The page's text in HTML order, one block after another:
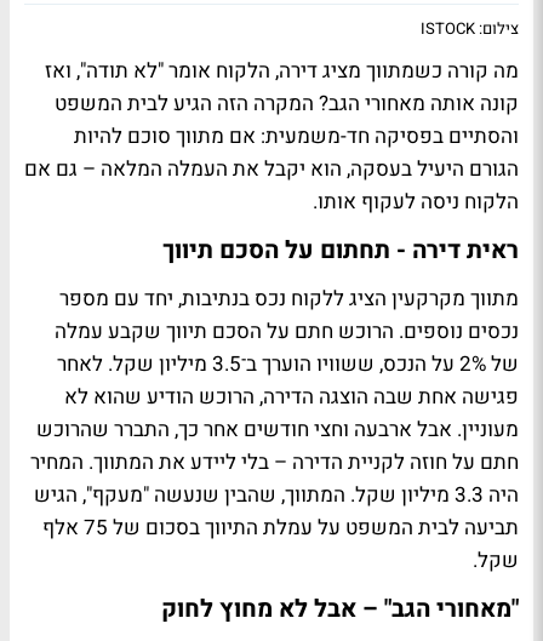
צילום: ISTOCK
מה קורה כשמתווך מציג דירה, הלקוח אומר "לא תודה", ואז
קונה אותה מאחורי הגב? המקרה הזה הגיע לבית המשפט
והסתיים בפסיקה חד-משמעית: אם מתווך סוכם להיות
הגורם היעיל בעסקה, הוא יקבל את העמלה המלאה – גם אם
הלקוח ניסה לעקוף אותו.
ראית דירה - תחתום על הסכם תיווך
מתווך מקרקעין הציג ללקוח נכס בנתיבות, יחד עם מספר
נכסים נוספים. הרוכש חתם על הסכם תיווך שקבע עמלה
של 2% על הנכס, ששוויו הוערך ב־3.5 מיליון שקל. לאחר
פגישה אחת שבה הוצגה הדירה, הרוכש הודיע שהוא לא
מעוניין. אבל ארבעה וחצי חודשים אחר כך, התברר שהרוכש
חתם על חוזה לקניית הדירה – בלי ליידע את המתווך. המחיר
היה 3.3 מיליון שקל. המתווך, שהבין שנעשה "מעקף", הגיש
תביעה לבית המשפט על עמלת התיווך בסכום של 75 אלף
שקל.
"מאחורי הגב" – אבל לא מחוץ לחוק